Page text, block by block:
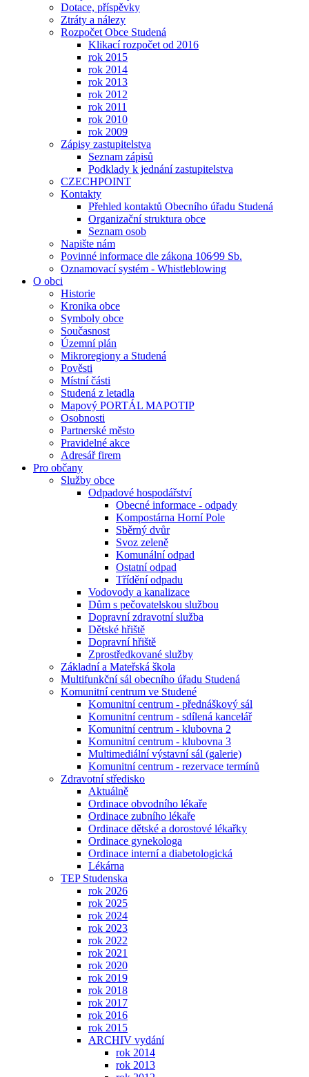
Dotace, příspěvky
Ztráty a nálezy
Rozpočet Obce Studená
Klikací rozpočet od 2016
rok 2015
rok 2014
rok 2013
rok 2012
rok 2011
rok 2010
rok 2009
Zápisy zastupitelstva
Seznam zápisů
Podklady k jednání zastupitelstva
CZECHPOINT
Kontakty
Přehled kontaktů Obecního úřadu Studená
Organizační struktura obce
Seznam osob
Napište nám
Povinné informace dle zákona 106⁄99 Sb.
Oznamovací systém - Whistleblowing
O obci
Historie
Kronika obce
Symboly obce
Současnost
Územní plán
Mikroregiony a Studená
Pověsti
Místní části
Studená z letadla
Mapový PORTÁL MAPOTIP
Osobnosti
Partnerské město
Pravidelné akce
Adresář firem
Pro občany
Služby obce
Odpadové hospodářství
Obecné informace - odpady
Kompostárna Horní Pole
Sběrný dvůr
Svoz zeleně
Komunální odpad
Ostatní odpad
Třídění odpadu
Vodovody a kanalizace
Dům s pečovatelskou službou
Dopravní zdravotní služba
Dětské hřiště
Dopravní hřiště
Zprostředkované služby
Základní a Mateřská škola
Multifunkční sál obecního úřadu Studená
Komunitní centrum ve Studené
Komunitní centrum - přednáškový sál
Komunitní centrum - sdílená kancelář
Komunitní centrum - klubovna 2
Komunitní centrum - klubovna 3
Multimediální výstavní sál (galerie)
Komunitní centrum - rezervace termínů
Zdravotní středisko
Aktuálně
Ordinace obvodního lékaře
Ordinace zubního lékaře
Ordinace dětské a dorostové lékařky
Ordinace gynekologa
Ordinace interní a diabetologická
Lékárna
TEP Studenska
rok 2026
rok 2025
rok 2024
rok 2023
rok 2022
rok 2021
rok 2020
rok 2019
rok 2018
rok 2017
rok 2016
rok 2015
ARCHIV vydání
rok 2014
rok 2013